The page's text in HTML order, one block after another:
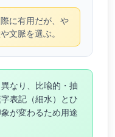
に有用だが、や
文脈を選ぶ。
なり、比喩的・抽
表記（細水）とひ
が変わるため用途